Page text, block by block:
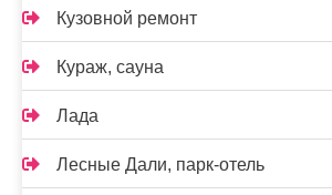
Кузовной ремонт
Кураж, сауна
Лада
Лесные Дали, парк-отель